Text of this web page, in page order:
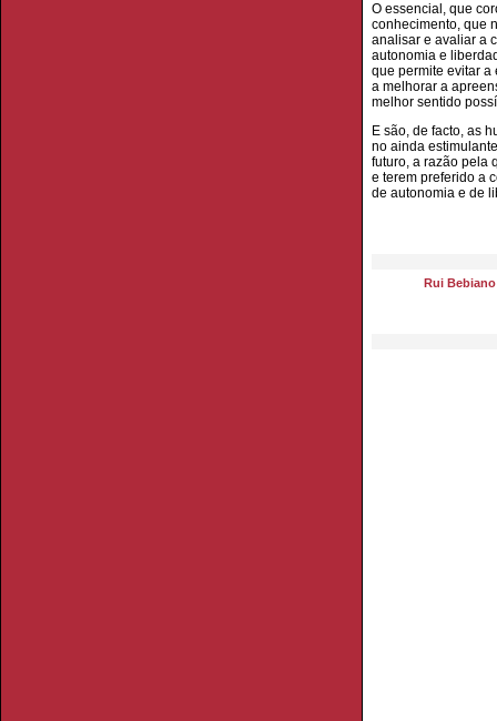
O essencial, que
conhecimento, que
analisar e avaliar a
autonomia e
que permite evitar a
a melhorar a
melhor sentido
E são, de facto, as
no ainda
futuro, a razão pela
e terem preferido a
de autonomia e de
Rui Bebiano